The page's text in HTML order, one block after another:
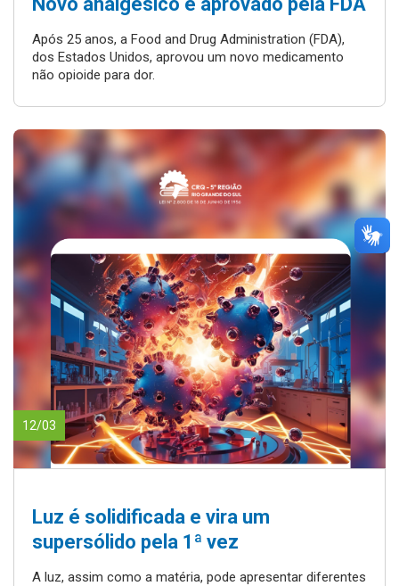
Após 25 anos, a Food and Drug Administration (FDA),
dos Estados Unidos, aprovou um novo medicamento
não opioide para dor.
12/03
Luz é solidificada e vira um
supersólido pela 1ª vez
A luz, assim como a matéria, pode apresentar diferentes